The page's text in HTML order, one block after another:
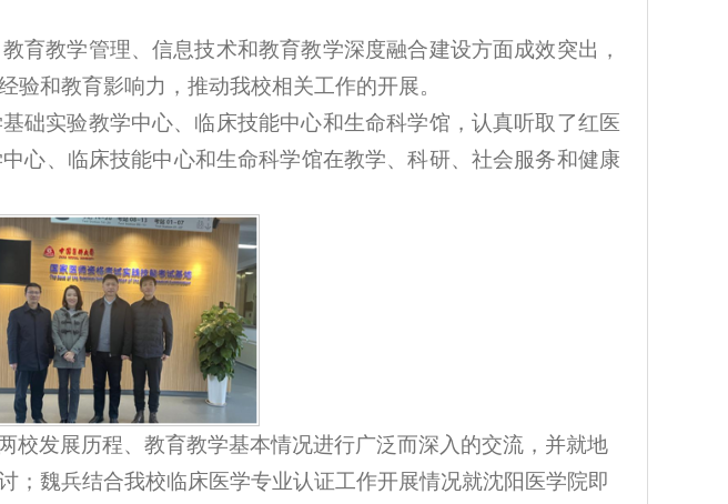
育教学管理、信息技术和教育教学深度融合建设方面成效突出，
和教育影响力，推动我校相关工作的开展。
础实验教学中心、临床技能中心和生命科学馆，认真听取了红医
心、临床技能中心和生命科学馆在教学、科研、社会服务和健康
发展历程、教育教学基本情况进行广泛而深入的交流，并就地
魏兵结合我校临床医学专业认证工作开展情况就沈阳医学院即